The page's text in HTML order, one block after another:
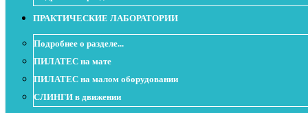
ПРАКТИЧЕСКИЕ ЛАБОРАТОРИИ
Подробнее о разделе...
ПИЛАТЕС на мате
ПИЛАТЕС на малом оборудовании
СЛИНГИ в движении